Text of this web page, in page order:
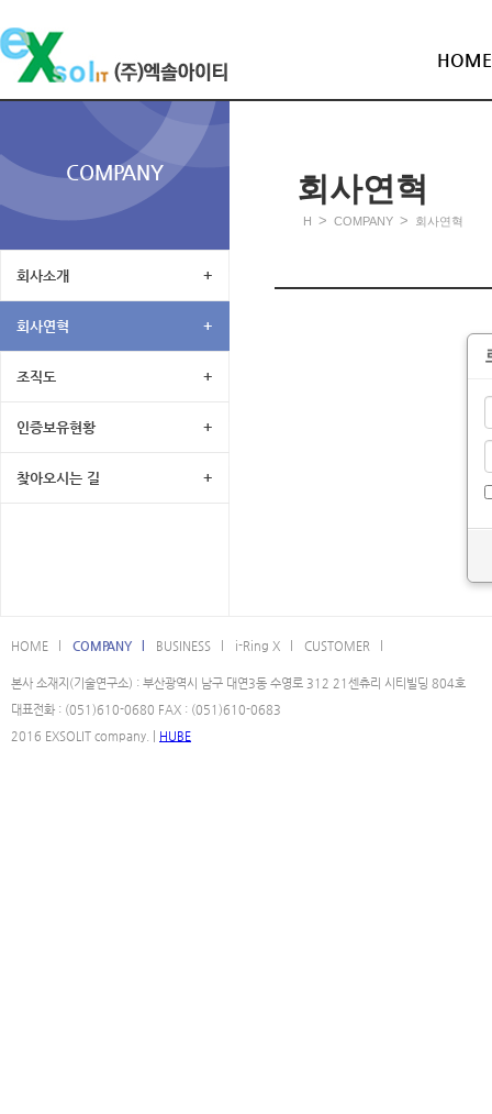
HOME
COMPANY
회사소개 +
회사연혁 +
조직도 +
인증보유현황 +
찾아오시는 길 +
회사연혁
H > COMPANY > 회사연혁
HOME l COMPANY l BUSINESS l i-Ring X l CUSTOMER l
본사 소재지(기술연구소) : 부산광역시 남구 대연3동 수영로 312 21센츄리 시티빌딩 804호
대표전화 : (051)610-0680 FAX : (051)610-0683
2016 EXSOLIT company. | HUBE